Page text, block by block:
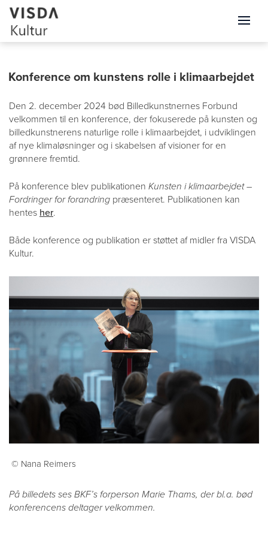
Konference om kunstens rolle i klimaarbejdet
Den 2. december 2024 bød Billedkunstnernes Forbund
velkommen til en konference, der fokuserede på kunsten og
billedkunstnerens naturlige rolle i klimaarbejdet, i udviklingen
af nye klimaløsninger og i skabelsen af visioner for en
grønnere fremtid.
På konference blev publikationen Kunsten i klimaarbejdet –
Fordringer for forandring præsenteret. Publikationen kan
hentes her.
Både konference og publikation er støttet af midler fra VISDA
Kultur.
© Nana Reimers
På billedets ses BKF’s forperson Marie Thams, der bl.a. bød
konferencens deltager velkommen.